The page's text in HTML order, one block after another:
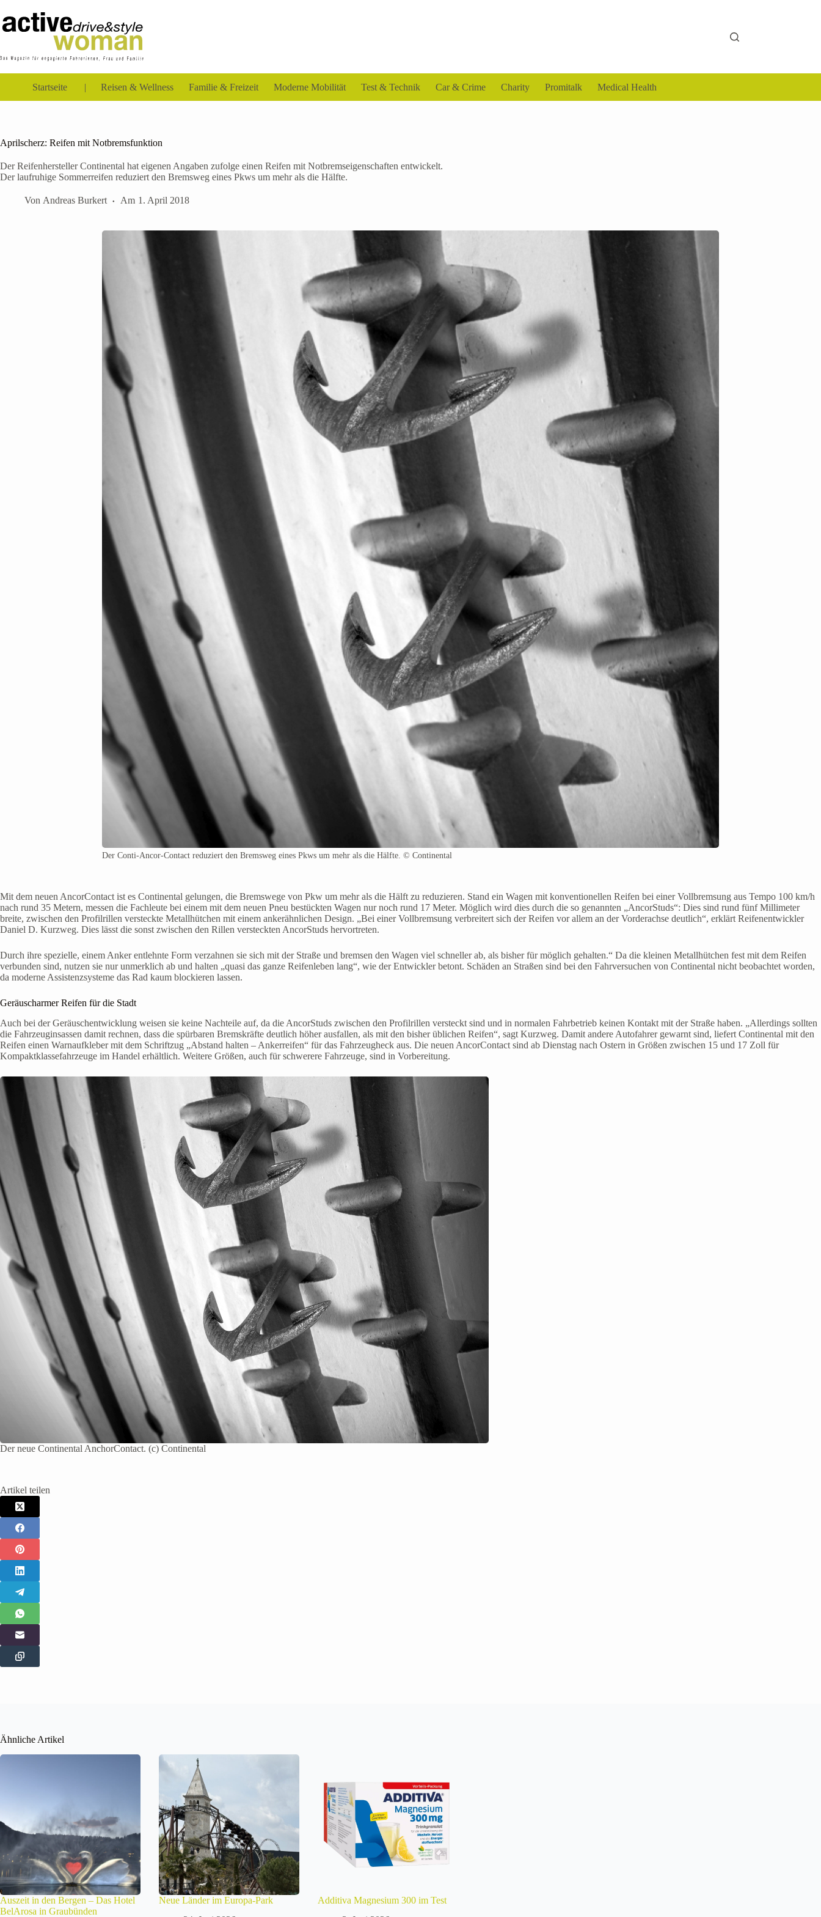
Inhalt
springen
Startseite Reisen & Wellness Familie & Freizeit Moderne Mobilität Test & Technik Car & Crime Charity Promitalk Medical Health
Aprilscherz: Reifen mit Notbremsfunktion
Der Reifenhersteller Continental hat eigenen Angaben zufolge einen Reifen mit Notbremseigenschaften entwickelt.
Der laufruhige Sommerreifen reduziert den Bremsweg eines Pkws um mehr als die Hälfte.
Von Andreas Burkert Am 1. April 2018
Der Conti-Ancor-Contact reduziert den Bremsweg eines Pkws um mehr als die Hälfte. © Continental
Mit dem neuen AncorContact ist es Continental gelungen, die Bremswege von Pkw um mehr als die Hälft zu reduzieren. Stand ein Wagen mit konventionellen Reifen bei einer Vollbremsung aus Tempo 100 km/h
nach rund 35 Metern, messen die Fachleute bei einem mit dem neuen Pneu bestückten Wagen nur noch rund 17 Meter. Möglich wird dies durch die so genannten „AncorStuds“: Dies sind rund fünf Millimeter
breite, zwischen den Profilrillen versteckte Metallhütchen mit einem ankerähnlichen Design. „Bei einer Vollbremsung verbreitert sich der Reifen vor allem an der Vorderachse deutlich“, erklärt Reifenentwickler
Daniel D. Kurzweg. Dies lässt die sonst zwischen den Rillen versteckten AncorStuds hervortreten.
Durch ihre spezielle, einem Anker entlehnte Form verzahnen sie sich mit der Straße und bremsen den Wagen viel schneller ab, als bisher für möglich gehalten.“ Da die kleinen Metallhütchen fest mit dem Reifen
verbunden sind, nutzen sie nur unmerklich ab und halten „quasi das ganze Reifenleben lang“, wie der Entwickler betont. Schäden an Straßen sind bei den Fahrversuchen von Continental nicht beobachtet worden,
da moderne Assistenzsysteme das Rad kaum blockieren lassen.
Geräuscharmer Reifen für die Stadt
Auch bei der Geräuschentwicklung weisen sie keine Nachteile auf, da die AncorStuds zwischen den Profilrillen versteckt sind und in normalen Fahrbetrieb keinen Kontakt mit der Straße haben. „Allerdings sollten
die Fahrzeuginsassen damit rechnen, dass die spürbaren Bremskräfte deutlich höher ausfallen, als mit den bisher üblichen Reifen“, sagt Kurzweg. Damit andere Autofahrer gewarnt sind, liefert Continental mit den
Reifen einen Warnaufkleber mit dem Schriftzug „Abstand halten – Ankerreifen“ für das Fahrzeugheck aus. Die neuen AncorContact sind ab Dienstag nach Ostern in Größen zwischen 15 und 17 Zoll für
Kompaktklassefahrzeuge im Handel erhältlich. Weitere Größen, auch für schwerere Fahrzeuge, sind in Vorbereitung.
Der neue Continental AnchorContact. (c) Continental
Artikel teilen
Ähnliche Artikel
Auszeit in den Bergen – Das Hotel
BelArosa in Graubünden
Neue Länder im Europa-Park
Additiva Magnesium 300 im Test